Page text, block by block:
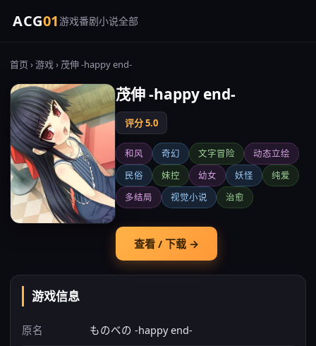
ACG01游戏番剧小说全部
首页 ›游戏› 茂伸 -happy end-
茂伸 -happy end-
评分 5.0
和风 奇幻 文字冒险
动态立绘
民俗
妹控 幼女 妖怪
纯爱
多结局
视觉小说 治愈
查看 / 下载 →
游戏信息
原名 ものべの -happy end-